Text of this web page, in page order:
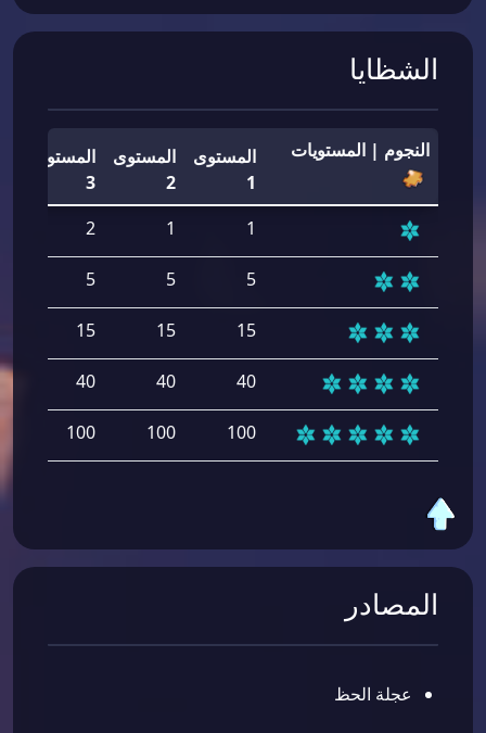
الشظايا
النجوم | المستويات
المستوى
1
المستوى
2
المستوى
3
1
1
2
5
5
5
15
15
15
40
40
40
100
100
100
المصادر
عجلة الحظ